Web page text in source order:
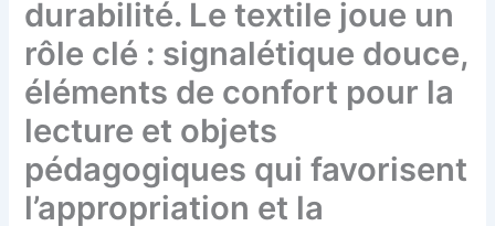
durabilité. Le textile joue un
rôle clé : signalétique douce,
éléments de confort pour la
lecture et objets
pédagogiques qui favorisent
l’appropriation et la